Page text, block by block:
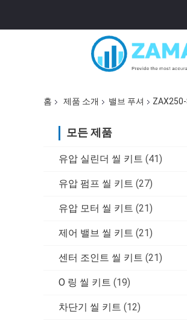
홈 제품 소개 밸브 푸셔
모든 제품
유압 실린더 씰 키트 (41)
유압 펌프 씰 키트 (27)
유압 모터 씰 키트 (21)
제어 밸브 씰 키트 (21)
센터 조인트 씰 키트 (21)
O 링 씰 키트 (19)
차단기 씰 키트 (12)